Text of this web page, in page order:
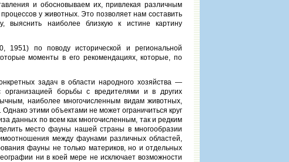
и обосновываем их, привлекая различным
у животных. Это позволяет нам составить
выяснить наиболее близкую к истине картину
1951) по поводу исторической и региональной
моменты в его рекомендациях, которые, по
задач в области народного хозяйства —
организацией борьбы с вредителями и в других
наиболее многочисленным видам животных,
этими объектами не может ограничиться круг
данных по всем как многочисленным, так и редким
место фауны нашей страны в многообразии
между фаунами различных областей,
фауны не только материков, но и отдельных
ни в коей мере не исключает возможности